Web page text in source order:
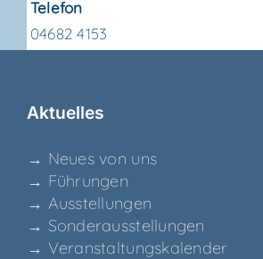
Telefon
04682 4153
Aktu­el­les
→ Neu­es von uns
→ Füh­run­gen
→ Aus­stel­lun­gen
→ Son­der­aus­stel­lun­gen
→ Ver­an­stal­tungs­ka­len­der